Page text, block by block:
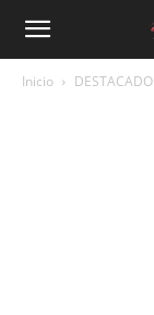
Inicio DESTACADO